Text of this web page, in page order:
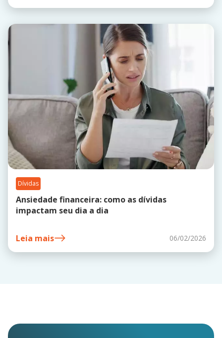
Dívidas
Ansiedade financeira: como as dívidas
impactam seu dia a dia
Leia mais 06/02/2026